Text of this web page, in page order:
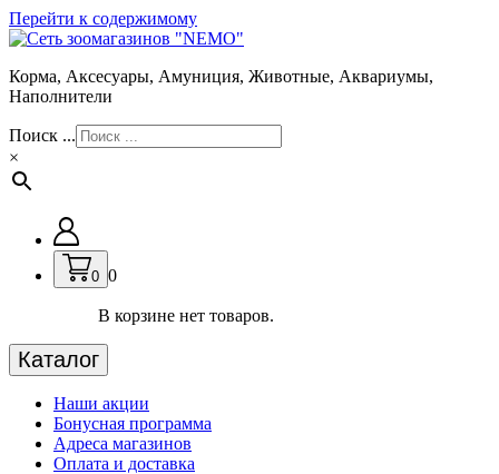
Перейти к содержимому
Корма, Аксесуары, Амуниция, Животные, Аквариумы,
Наполнители
Поиск ...
×
0 0
В корзине нет товаров.
Каталог
Наши акции
Бонусная программа
Адреса магазинов
Оплата и доставка